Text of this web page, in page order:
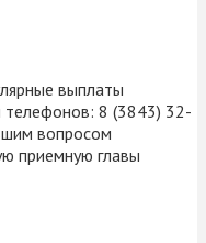
выплаты
8 (3843) 32-
вопросом
приемную главы